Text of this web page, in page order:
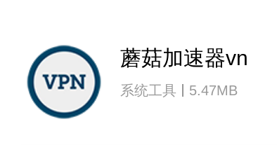
蘑菇加速器vn
系统工具 5.47MB